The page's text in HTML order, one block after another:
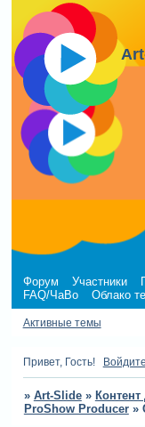
Форум Участники
FAQ/ЧаВо
Облако
Активные темы
Привет, Гость! Войдите
» Art-Slide »
ProShow Producer »